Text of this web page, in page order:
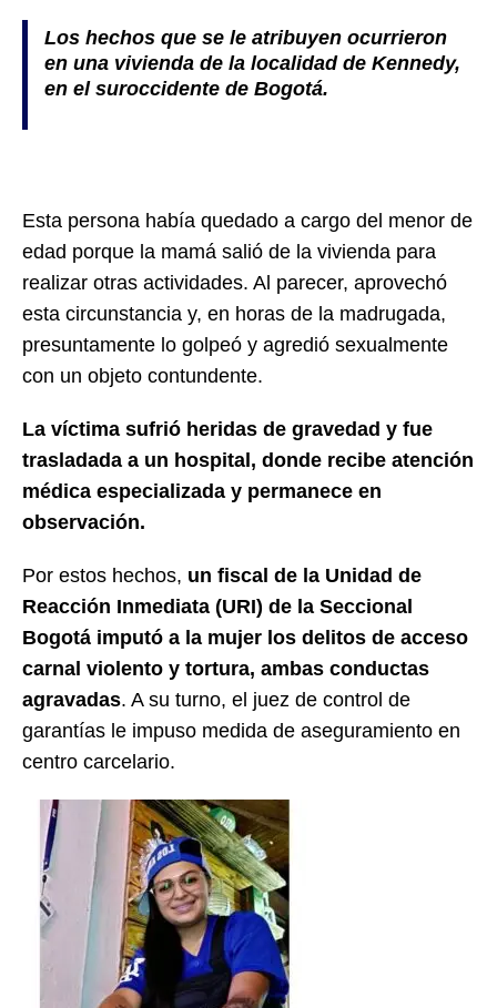
Los hechos que se le atribuyen ocurrieron
en una vivienda de la localidad de Kennedy,
en el suroccidente de Bogotá.
Esta persona había quedado a cargo del menor de
edad porque la mamá salió de la vivienda para
realizar otras actividades. Al parecer, aprovechó
esta circunstancia y, en horas de la madrugada,
presuntamente lo golpeó y agredió sexualmente
con un objeto contundente.
La víctima sufrió heridas de gravedad y fue
trasladada a un hospital, donde recibe atención
médica especializada y permanece en
observación.
Por estos hechos, un fiscal de la Unidad de
Reacción Inmediata (URI) de la Seccional
Bogotá imputó a la mujer los delitos de acceso
carnal violento y tortura, ambas conductas
agravadas. A su turno, el juez de control de
garantías le impuso medida de aseguramiento en
centro carcelario.